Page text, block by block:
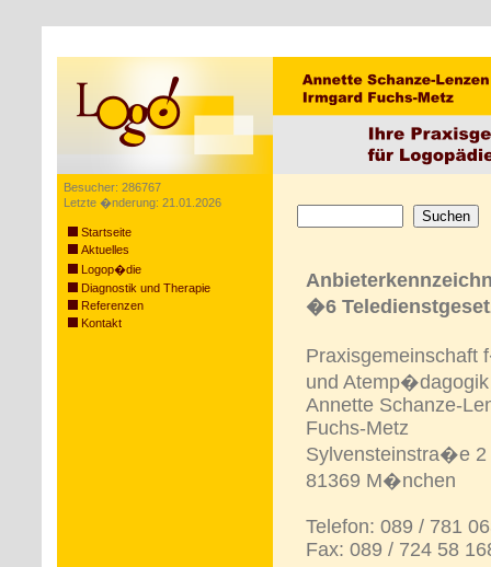
Besucher: 286767
Letzte �nderung: 21.01.2026
Startseite
Aktuelles
Logop�die
Diagnostik und Therapie
Referenzen
Kontakt
�6
und Atemp�dagogik
Annette Schanze-
Fuchs-Metz
Sylvensteinstra�e 2
81369 M�nchen
Telefon: 089 / 781
Fax: 089 / 724 58